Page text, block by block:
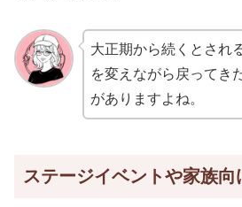
大正期から続くとされ
を変えながら戻ってき
がありますよね。
ステージイベントや家族向